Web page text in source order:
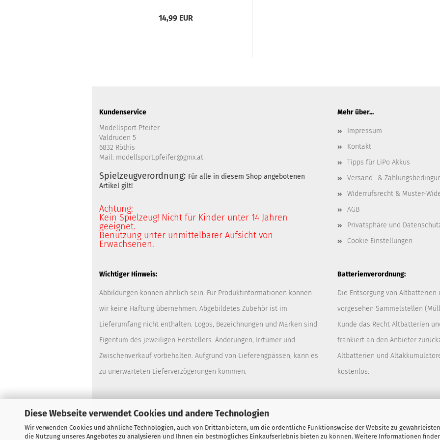
Diese Webseite verwendet Cookies und andere Technologien
Wir verwenden Cookies und ähnliche Technologien, auch von Drittanbietern, um die ordentliche Funktionsweise der Website zu
die Nutzung unseres Angebotes zu analysieren und Ihnen ein bestmögliches Einkaufserlebnis bieten zu können. Weitere Informationen
14,99 EUR
Kundenservice
Modellsport Pfeifer
Valdruden 5
6832 Röthis
Mail: modellsport.pfeifer@gmx.at
Spielzeugverordnung: Für alle in diesem Shop angebotenen
Artikel gilt!
Achtung:
Kein Spielzeug! Nicht für Kinder unter 14 Jahren
geeignet.
Benutzung unter unmittelbarer Aufsicht von
Erwachsenen.
Mehr über...
Impressum
Kontakt
Tipps für LiPo Akkus
Versand- &
Widerrufsrecht & Muster-
AGB
Privatsphäre und
Cookie Einstellungen
Wichtiger Hinweis:
Abbildungen können ähnlich sein. Für Produktinformationen können
wir keine Haftung übernehmen. Abgebildetes Zubehör ist im
Lieferumfang nicht enthalten. Logos, Bezeichnungen und Marken sind
Eigentum des jeweiligen Herstellers. Änderungen, Irrtümer und
Zwischenverkauf vorbehalten. Aufgrund von Lieferengpässen, kann es
zu unerwarteten Lieferverzögerungen kommen.
Batterienverordnung:
Die Entsorgung von
vorgesehen Sammelstellen
Kunde das Recht Altbatterien
frankiert an den Anbieter
Altbatterien und
kostenlos.
Vertrag widerrufen